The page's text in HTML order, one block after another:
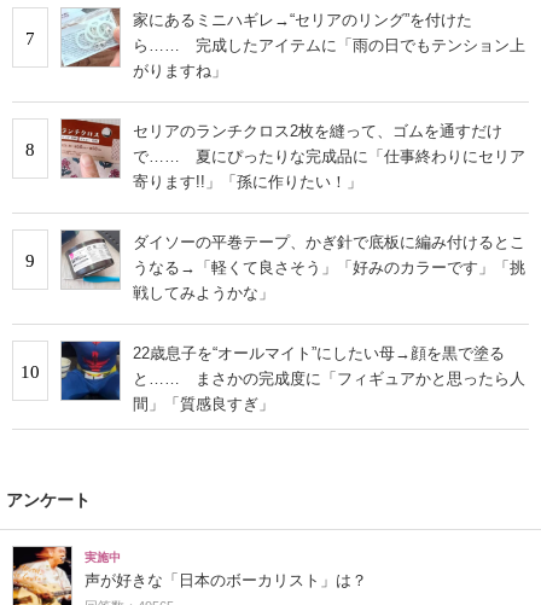
7
家にあるミニハギレ→“セリアのリング”を付けた
ら…… 完成したアイテムに「雨の日でもテンション上
がりますね」
8
セリアのランチクロス2枚を縫って、ゴムを通すだけ
で…… 夏にぴったりな完成品に「仕事終わりにセリア
寄ります!!」「孫に作りたい！」
9
ダイソーの平巻テープ、かぎ針で底板に編み付けるとこ
うなる→「軽くて良さそう」「好みのカラーです」「挑
戦してみようかな」
10
22歳息子を“オールマイト”にしたい母→顔を黒で塗る
と…… まさかの完成度に「フィギュアかと思ったら人
間」「質感良すぎ」
アンケート
実施中
声が好きな「日本のボーカリスト」は？